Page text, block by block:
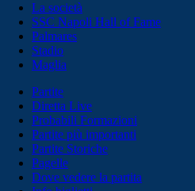
La società
SSC Napoli Hall of Fame
Palmares
Stadio
Maglia
Partite
Diretta Live
Probabili Formazioni
Partite più importanti
Partite Storiche
Pagelle
Dove vedere la partita